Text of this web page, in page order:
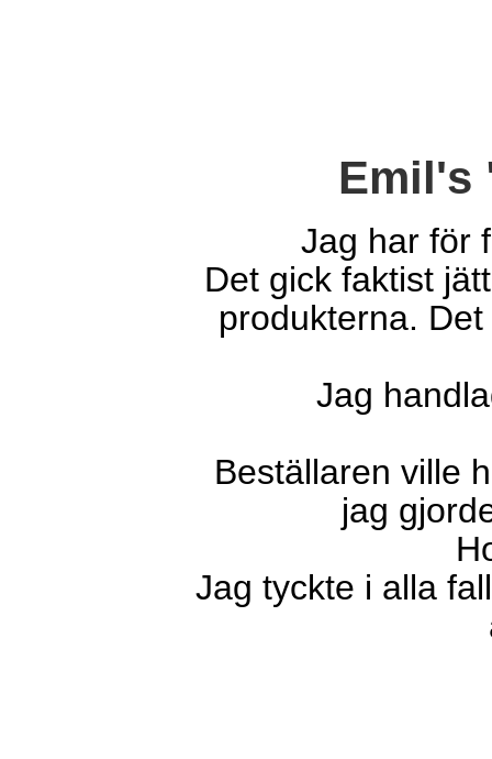
Emil's
Jag har för
Det gick faktist
produkterna.
Jag
Beställaren ville
jag
Jag tyckte i alla